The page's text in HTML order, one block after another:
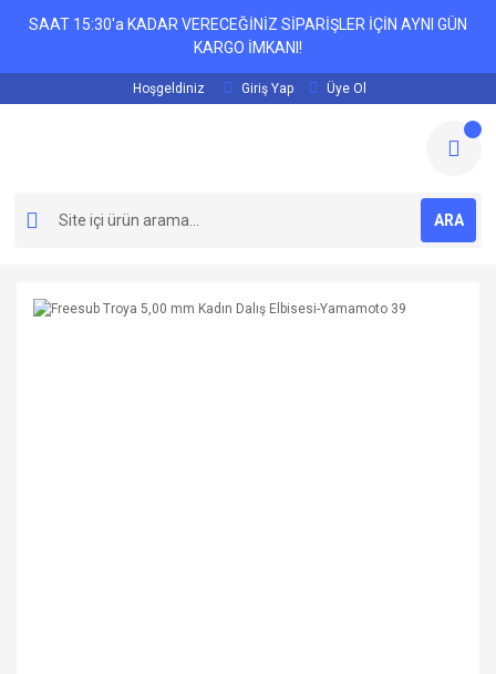
SAAT 15:30'a KADAR VERECEĞİNİZ SİPARİŞLER İÇİN AYNI GÜN
KARGO İMKANI!
Hoşgeldiniz Giriş Yap Üye Ol
ARA